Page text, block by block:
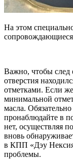
На этом
Важно, чтобы след
отверстия
отметками. Если
минимальной
масла.
пронаблюдайте в
нет, осуществляя
вновь
в КПП «Дэу
проблемы.